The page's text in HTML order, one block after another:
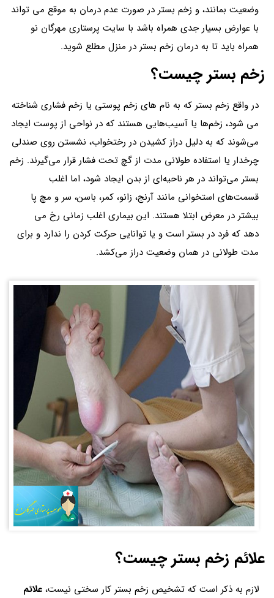
وضعیت بمانند، و زخم بستر در صورت عدم درمان به موقع می تواند
با عوارض بسیار جدی همراه باشد با سایت پرستاری مهرگان نو
همراه باید تا به درمان زخم بستر در منزل مطلع شوید.
زخم بستر چیست؟
در واقع زخم بستر که به نام های زخم پوستی یا زخم فشاری شناخته
می شود، زخم‌ها یا آسیب‌هایی هستند که در نواحی از پوست ایجاد
می‌شوند که به دلیل دراز کشیدن در رختخواب، نشستن روی صندلی
چرخدار یا استفاده طولانی مدت از گچ تحت فشار قرار می‌گیرند. زخم
بستر می‌تواند در هر ناحیه‌ای از بدن ایجاد شود، اما اغلب
قسمت‌های استخوانی مانند آرنج، زانو، کمر، باسن، سر و مچ پا
بیشتر در معرض ابتلا هستند. این بیماری اغلب زمانی رخ می
دهد که فرد در بستر است و یا توانایی حرکت کردن را ندارد و برای
مدت طولانی در همان وضعیت دراز می‌کشد.
علائم زخم بستر چیست؟
لازم به ذکر است که تشخیص زخم بستر کار سختی نیست، علائم